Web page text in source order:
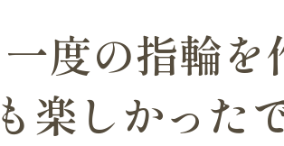
度の指輪を
も楽しかった